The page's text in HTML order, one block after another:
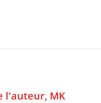
l'auteur, MK